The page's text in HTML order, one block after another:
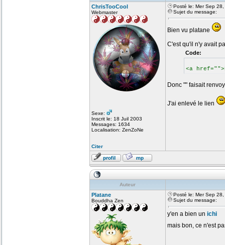
ChrisTooCool
Webmaster
Sexe:
Inscrit le: 18 Juil 2003
Messages: 1634
Localisation: ZenZoNe
Citer
Posté le: Mer Sep
Sujet du message:
Bien vu platane
C'est qu'il n'y avait
Code:
<a
Donc "" faisait
J'ai enlevé le lien
Auteur
Platane
Bouddha Zen
Posté le: Mer Sep
Sujet du message:
y'en a bien un ichi
mais bon, ce n'est